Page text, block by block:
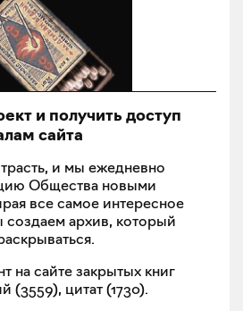
и получить доступ
сайта
и мы ежедневно
Общества новыми
все самое интересное
архив, который
на сайте закрытых книг
(3559), цитат (1730).